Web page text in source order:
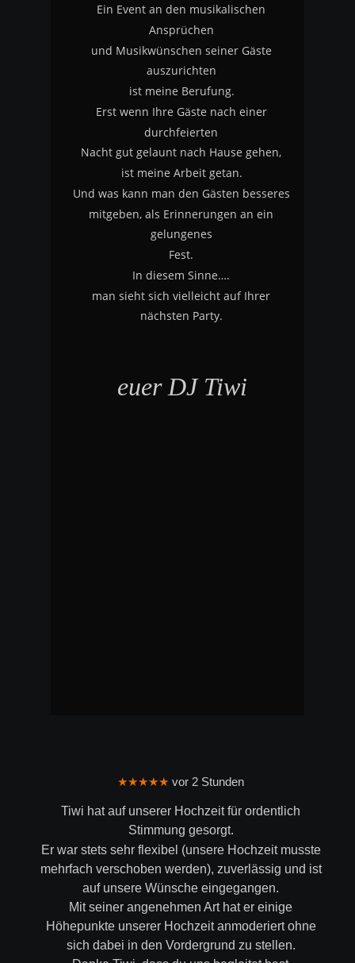
Ein Event an den musikalischen
Ansprüchen
und Musikwünschen seiner Gäste
auszurichten
ist meine Berufung.
Erst wenn Ihre Gäste nach einer
durchfeierten
Nacht gut gelaunt nach Hause gehen,
ist meine Arbeit getan.
Und was kann man den Gästen besseres
mitgeben, als Erinnerungen an ein
gelungenes
Fest.
In diesem Sinne….
man sieht sich vielleicht auf Ihrer
nächsten Party.
euer DJ Tiwi
★★★★★ vor 2 Stunden
Tiwi hat auf unserer Hochzeit für ordentlich
Stimmung gesorgt.
Er war stets sehr flexibel (unsere Hochzeit musste
mehrfach verschoben werden), zuverlässig und ist
auf unsere Wünsche eingegangen.
Mit seiner angenehmen Art hat er einige
Höhepunkte unserer Hochzeit anmoderiert ohne
sich dabei in den Vordergrund zu stellen.